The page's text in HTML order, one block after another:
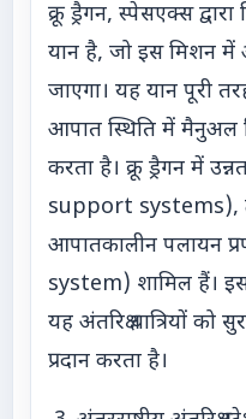
क्रू ड्रैगन, स्पेसएक्स
यान है, जो इस मिशन में
जाएगा। यह यान पूरी
आपात स्थिति में मैनुअल
करता है। क्रू ड्रैगन में
support systems),
आपातकालीन पलायन
system) शामिल हैं।
यह अंतरिक्ष यात्रियों को
प्रदान करता है।